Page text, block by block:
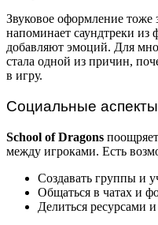
Звуковое оформление
напоминает саундтреки из
добавляют эмоций. Для
стала одной из причин,
в игру.
Социальные аспекты
School of Dragons
между игроками. Есть
Создавать группы и
Общаться в чатах и
Делиться ресурсами